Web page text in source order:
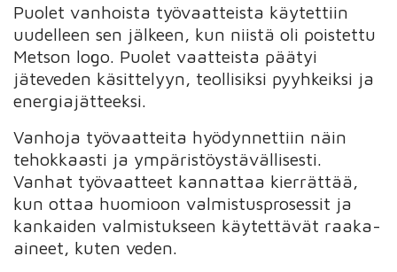
Puolet vanhoista työvaatteista käytettiin
uudelleen sen jälkeen, kun niistä oli poistettu
Metson logo. Puolet vaatteista päätyi
jäteveden käsittelyyn, teollisiksi pyyhkeiksi ja
energiajätteeksi.
Vanhoja työvaatteita hyödynnettiin näin
tehokkaasti ja ympäristöystävällisesti.
Vanhat työvaatteet kannattaa kierrättää,
kun ottaa huomioon valmistusprosessit ja
kankaiden valmistukseen käytettävät raaka-
aineet, kuten veden.